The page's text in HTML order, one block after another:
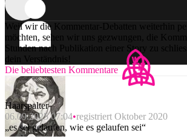
Weil wir die Kommentar-Debatten weiterhin
möchten, sehen wir uns gezwungen, die
Stunden nach Publikation einer Story zu
dein Verständnis!
Die beliebtesten Kommentare
Haarspalter
06.09.2025 07:04 registriert Oktober 2020
„es sei gelaufen, wie es gelaufen sei“